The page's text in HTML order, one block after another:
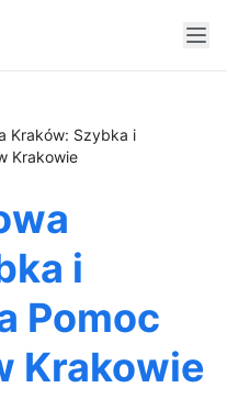
Kraków: Szybka i
Krakowie
i
Pomoc
Krakowie